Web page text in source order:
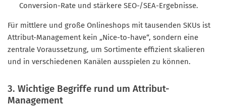
Conversion-Rate und stärkere SEO-/SEA-Ergebnisse.
Für mittlere und große Onlineshops mit tausenden SKUs ist
Attribut-Management kein „Nice-to-have“, sondern eine
zentrale Voraussetzung, um Sortimente effizient skalieren
und in verschiedenen Kanälen ausspielen zu können.
3. Wichtige Begriffe rund um Attribut-
Management